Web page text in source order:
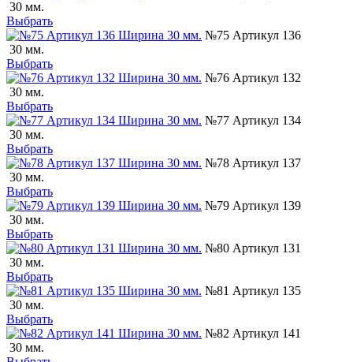
30 мм.
Выбрать
№75 Артикул 136
30 мм.
Выбрать
№76 Артикул 132
30 мм.
Выбрать
№77 Артикул 134
30 мм.
Выбрать
№78 Артикул 137
30 мм.
Выбрать
№79 Артикул 139
30 мм.
Выбрать
№80 Артикул 131
30 мм.
Выбрать
№81 Артикул 135
30 мм.
Выбрать
№82 Артикул 141
30 мм.